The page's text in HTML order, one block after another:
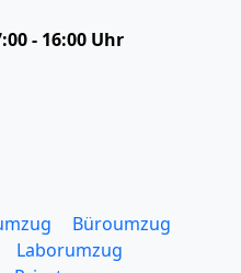
- 16:00 Uhr
Büroumzug
Laborumzug